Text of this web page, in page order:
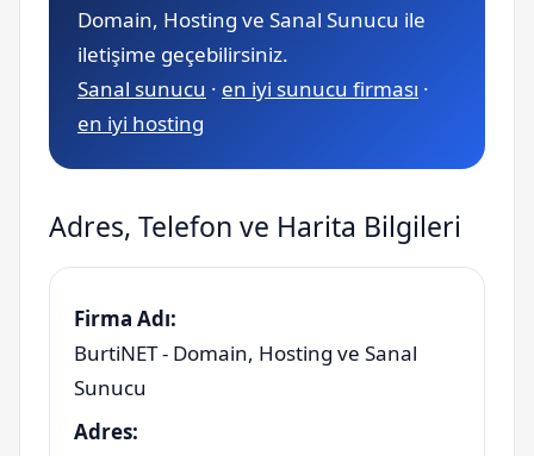
Domain, Hosting ve Sanal Sunucu ile
iletişime geçebilirsiniz.
Sanal sunucu · en iyi sunucu firması ·
en iyi hosting
Adres, Telefon ve Harita Bilgileri
Firma Adı:
BurtiNET - Domain, Hosting ve Sanal
Sunucu
Adres: